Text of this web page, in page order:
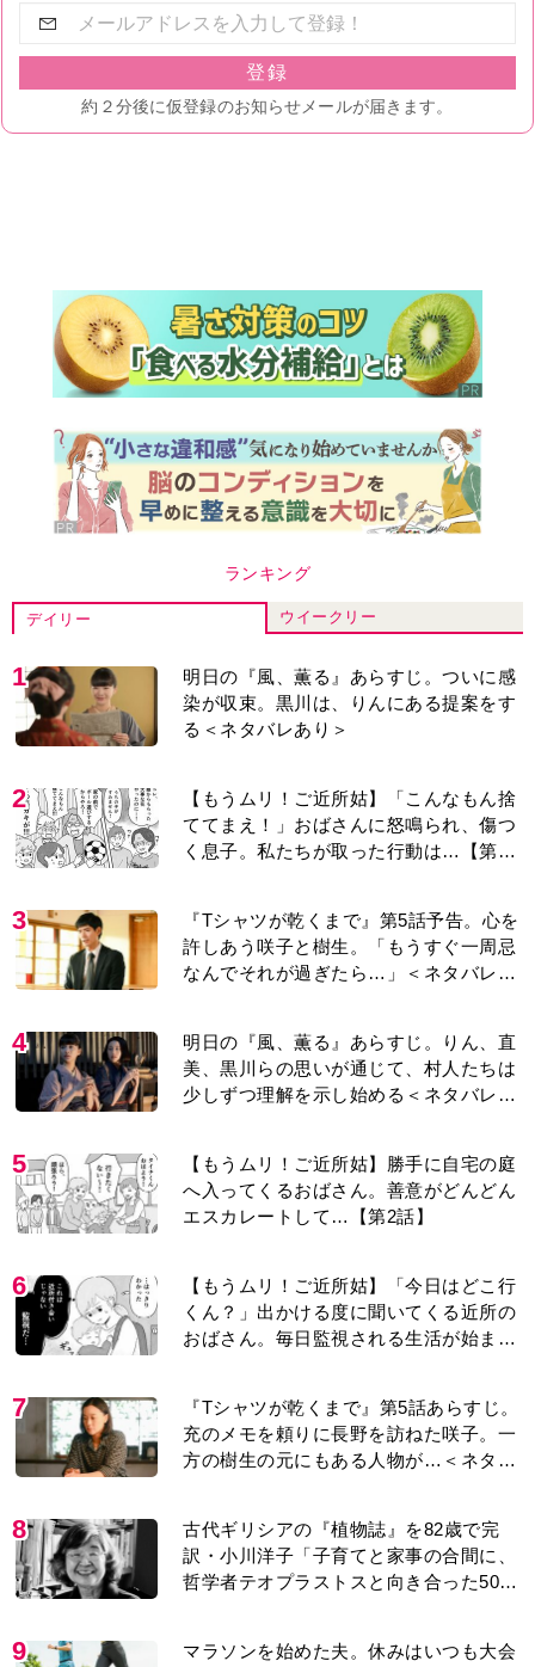
ランキング
デイリー ウイークリー
1
明日の『風、薫る』あらすじ。ついに感
染が収束。黒川は、りんにある提案をす
る＜ネタバレあり＞
2
【もうムリ！ご近所姑】「こんなもん捨
ててまえ！」おばさんに怒鳴られ、傷つ
く息子。私たちが取った行動は…【第3
3
『Tシャツが乾くまで』第5話予告。心を
許しあう咲子と樹生。「もうすぐ一周忌
なんでそれが過ぎたら…」＜ネタバレあ
4
明日の『風、薫る』あらすじ。りん、直
美、黒川らの思いが通じて、村人たちは
少しずつ理解を示し始める＜ネタバレあ
5
【もうムリ！ご近所姑】勝手に自宅の庭
へ入ってくるおばさん。善意がどんどん
エスカレートして…【第2話】
6
【もうムリ！ご近所姑】「今日はどこ行
くん？」出かける度に聞いてくる近所の
おばさん。毎日監視される生活が始ま
7
『Tシャツが乾くまで』第5話あらすじ。
充のメモを頼りに長野を訪ねた咲子。一
方の樹生の元にもある人物が…＜ネタバ
8
古代ギリシアの『植物誌』を82歳で完
訳・小川洋子「子育てと家事の合間に、
哲学者テオプラストスと向き合った50
9
マラソンを始めた夫。休みはいつも大会